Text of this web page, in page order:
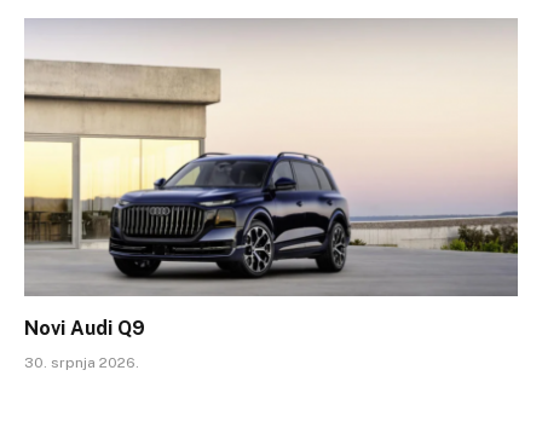
Novi Audi Q9
30. srpnja 2026.